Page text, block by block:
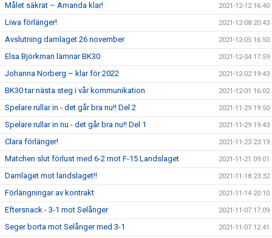
Målet säkrat – Amanda klar! 2021-12-12 16:40
Liwa förlänger! 2021-12-08 20:43
Avslutning damlaget 26 november 2021-12-05 16:50
Elsa Björkman lämnar BK30 2021-12-04 17:59
Johanna Norberg – klar för 2022 2021-12-02 19:43
BK30 tar nästa steg i vår kommunikation 2021-12-01 16:02
Spelare rullar in - det går bra nu!! Del 2 2021-11-29 19:50
Spelare rullar in nu - det går bra nu!! Del 1 2021-11-29 19:43
Clara förlänger! 2021-11-23 23:19
Matchen slut förlust med 6-2 mot F-15 Landslaget 2021-11-21 09:01
Damlaget mot landslaget!! 2021-11-18 23:32
Förlängningar av kontrakt 2021-11-14 20:10
Eftersnack - 3-1 mot Selånger 2021-11-07 17:09
Seger borta mot Selånger med 3-1 2021-11-07 12:41